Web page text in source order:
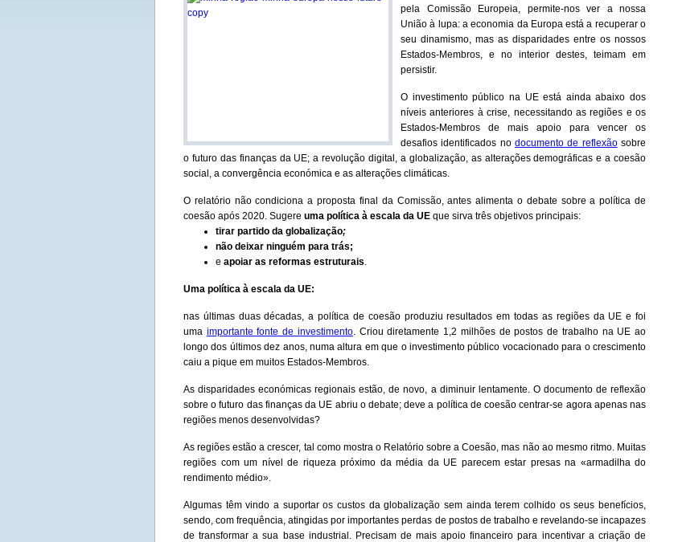
pela Comissão Europeia, permite-nos ver a nossa
União à lupa: a economia da Europa está a recuperar o
seu dinamismo, mas as disparidades entre os nossos
Estados‑Membros, e no interior destes, teimam em
persistir.
O investimento público na UE está ainda abaixo dos
níveis anteriores à crise, necessitando as regiões e os
Estados-Membros de mais apoio para vencer os
desafios identificados no documento de reflexãosobre
o futuro das finanças da UE; a revolução digital, a globalização, as alterações demográficas e a coesão
social, a convergência económica e as alterações climáticas.
O relatório não condiciona a proposta final da Comissão, antes alimenta o debate sobre a política de
coesão após 2020. Sugere uma política à escala da UE que sirva três objetivos principais:
tirar partido da globalização;
não deixar ninguém para trás;
e apoiar as reformas estruturais.
Uma política à escala da UE:
nas últimas duas décadas, a política de coesão produziu resultados em todas as regiões da UE e foi
uma importante fonte de investimento. Criou diretamente 1,2 milhões de postos de trabalho na UE ao
longo dos últimos dez anos, numa altura em que o investimento público vocacionado para o crescimento
caiu a pique em muitos Estados-Membros.
As disparidades económicas regionais estão, de novo, a diminuir lentamente. O documento de reflexão
sobre o futuro das finanças da UE abriu o debate; deve a política de coesão centrar-se agora apenas nas
regiões menos desenvolvidas?
As regiões estão a crescer, tal como mostra o Relatório sobre a Coesão, mas não ao mesmo ritmo. Muitas
regiões com um nível de riqueza próximo da média da UE parecem estar presas na «armadilha do
rendimento médio».
Algumas têm vindo a suportar os custos da globalização sem ainda terem colhido os seus benefícios,
sendo, com frequência, atingidas por importantes perdas de postos de trabalho e revelando-se incapazes
de transformar a sua base industrial. Precisam de mais apoio financeiro para incentivar a criação de